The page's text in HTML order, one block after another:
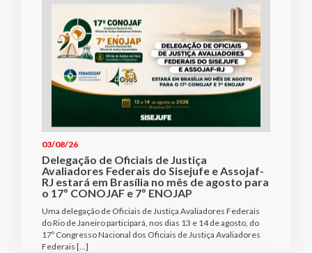
03/08/26
Delegação de Oficiais de Justiça
Avaliadores Federais do Sisejufe e Assojaf-
RJ estará em Brasília no mês de agosto para
o 17º CONOJAF e 7º ENOJAP
Uma delegação de Oficiais de Justiça Avaliadores Federais
do Rio de Janeiro participará, nos dias 13 e 14 de agosto, do
17º Congresso Nacional dos Oficiais de Justiça Avaliadores
Federais […]